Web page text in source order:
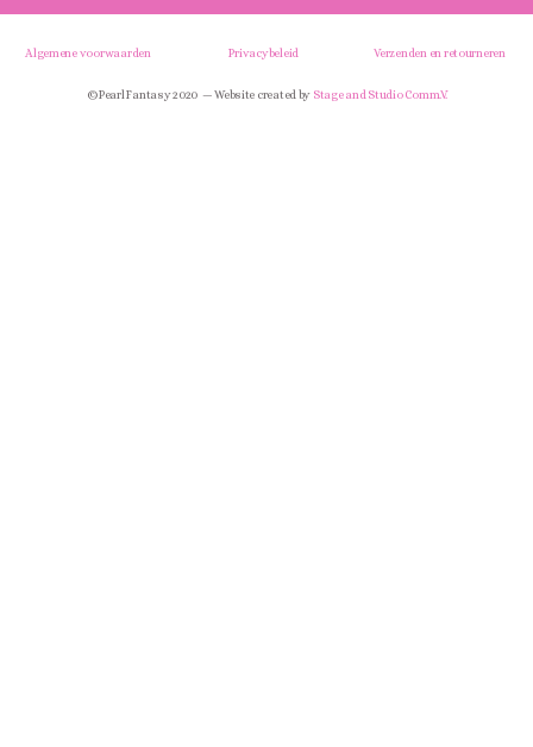
Algemene voorwaarden Privacybeleid Verzenden en retourneren
© Pearl Fantasy 2020 — Website created by Stage and Studio Comm.V.